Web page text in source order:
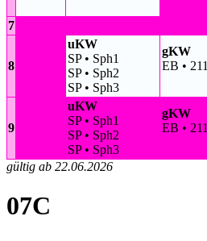
7
8
uKW
SP • Sph1
SP • Sph2
SP • Sph3
gKW
EB • 211
9
uKW
SP • Sph1
SP • Sph2
SP • Sph3
gKW
EB • 211
gültig ab 22.06.2026
07C